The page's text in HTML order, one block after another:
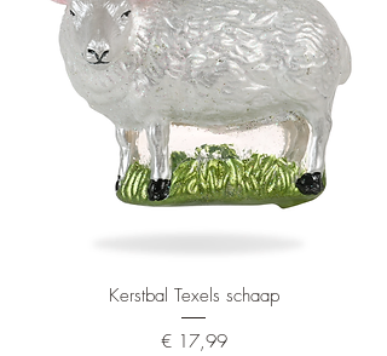
Kerstbal Texels schaap
Prijs
€ 17,99